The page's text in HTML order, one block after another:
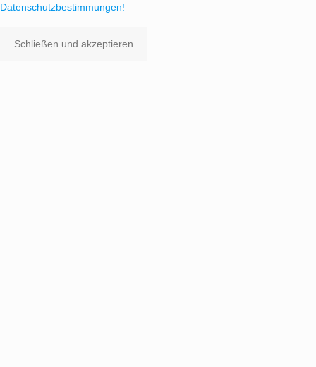
Datenschutzbestimmungen!
Schließen und akzeptieren